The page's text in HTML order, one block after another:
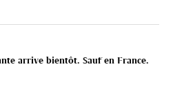
arrive bientôt. Sauf en France.